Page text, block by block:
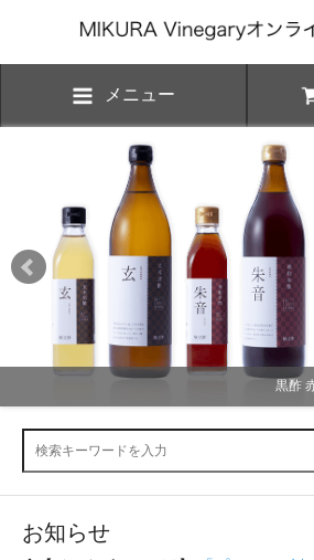
メニュー
& vinegar
お知らせ